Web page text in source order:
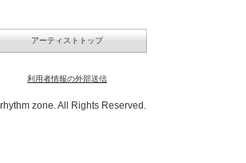
アーティストトップ
利用者情報の外部送信
zone. All Rights Reserved.